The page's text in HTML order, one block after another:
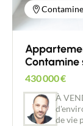
Contamine
430 000€
À
d'environ 120m²
de vie